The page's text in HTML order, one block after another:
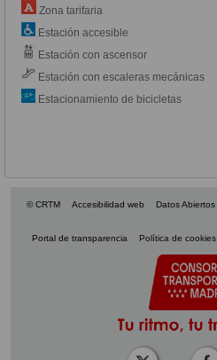
Zona tarifaria
Estación accesible
Estación con ascensor
Estación con escaleras mecánicas
Estacionamiento de bicicletas
© CRTM Accesibilidad web Datos Abiertos
Portal de transparencia Política de cookies